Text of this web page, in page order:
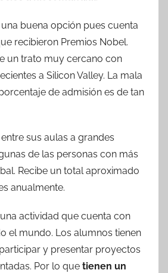
buena opción pues cuenta
recibieron Premios Nobel.
un trato muy cercano con
a Silicon Valley. La mala
de admisión es de tan
sus aulas a grandes
de las personas con más
Recibe un total aproximado
anualmente.
actividad que cuenta con
el mundo. Los alumnos tienen
y presentar proyectos
Por lo que tienen un